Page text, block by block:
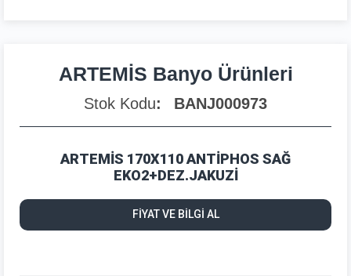
ARTEMİS Banyo Ürünleri
Stok Kodu BANJ000973
ARTEMİS 170X110 ANTİPHOS SAĞ
EKO2+DEZ.JAKUZİ
FİYAT VE BİLGİ AL